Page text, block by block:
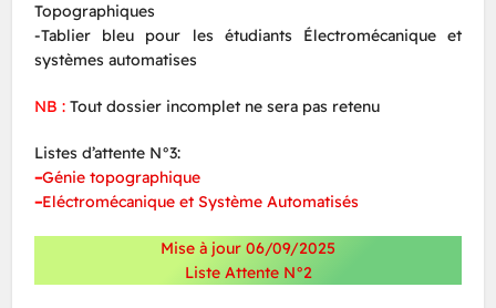
Topographiques
-Tablier bleu pour les étudiants Électromécanique et
systèmes automatises
NB : Tout dossier incomplet ne sera pas retenu
Listes d’attente N°3:
–Génie topographique
–Eléctromécanique et Système Automatisés
Mise à jour 06/09/2025
Liste Attente N°2